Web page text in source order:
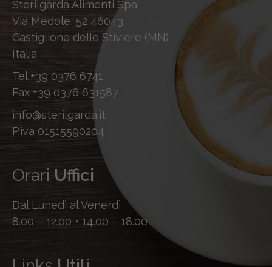
Sterilgarda Alimenti Spa
Via Medole, 52 46043
Castiglione delle Stiviere (MN)
Italia
Tel +39 0376 6741
Fax +39 0376 631587
info@sterilgarda.it
P.iva 01515590204
Orari Uffici
Dal Lunedì al Venerdì
8.00 – 12.00 • 14.00 – 18.00